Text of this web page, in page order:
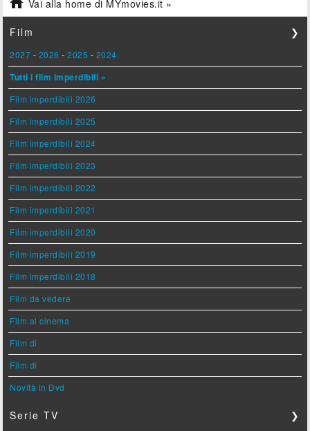
Vai alla home di MYmovies.it »
Film ❯
2027 - 2026 -2025 - 2024
Tutti i film imperdibili »
Film imperdibili 2026
Film imperdibili 2025
Film imperdibili 2024
Film imperdibili 2023
Film imperdibili 2022
Film imperdibili 2021
Film imperdibili 2020
Film imperdibili 2019
Film imperdibili 2018
Film da vedere
Film al cinema
Film di
Film di
Novità in Dvd
Serie TV ❯